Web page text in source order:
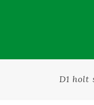
D1 holt